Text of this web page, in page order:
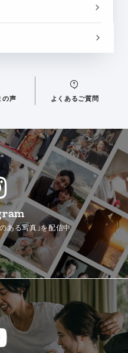
の声 よくあるご質問
ある写真」を配信中